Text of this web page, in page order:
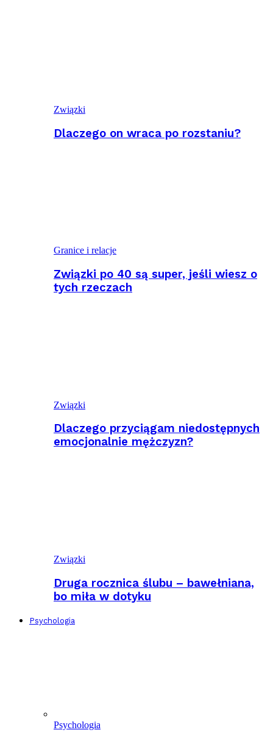
Związki
Dlaczego on wraca po rozstaniu?
Granice i relacje
Związki po 40 są super, jeśli wiesz o
tych rzeczach
Związki
Dlaczego przyciągam niedostępnych
emocjonalnie mężczyzn?
Związki
Druga rocznica ślubu – bawełniana,
bo miła w dotyku
Psychologia
Psychologia